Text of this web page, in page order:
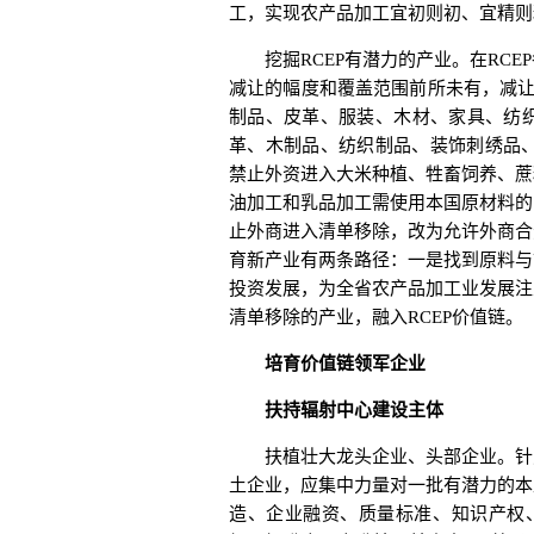
工，实现农产品加工宜初则初、宜精
挖掘RCEP有潜力的产业。在RCEP
减让的幅度和覆盖范围前所未有，减
制品、皮革、服装、木材、家具、纺
革、木制品、纺织制品、装饰刺绣品
禁止外资进入大米种植、牲畜饲养、
油加工和乳品加工需使用本国原材料
止外商进入清单移除，改为允许外商
育新产业有两条路径：一是找到原料
投资发展，为全省农产品加工业发展
清单移除的产业，融入RCEP价值链。
培育价值链领军企业
扶持辐射中心建设主体
扶植壮大龙头企业、头部企业。针
土企业，应集中力量对一批有潜力的
造、企业融资、质量标准、知识产